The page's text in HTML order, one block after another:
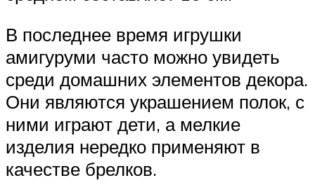
В последнее время игрушки
амигуруми часто можно увидеть
среди домашних элементов декора.
Они являются украшением полок, с
ними играют дети, а мелкие
изделия нередко применяют в
качестве брелков.